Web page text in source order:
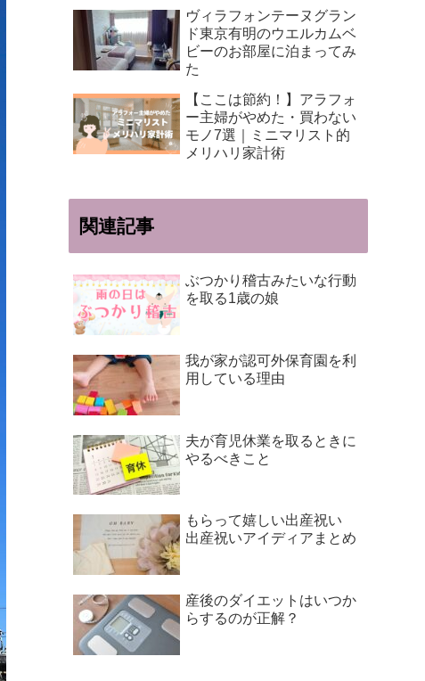
ヴィラフォンテーヌグラン
ド東京有明のウエルカムベ
ビーのお部屋に泊まってみ
た
【ここは節約！】アラフォ
ー主婦がやめた・買わない
モノ7選｜ミニマリスト的
メリハリ家計術
関連記事
ぶつかり稽古みたいな行動
を取る1歳の娘
我が家が認可外保育園を利
用している理由
夫が育児休業を取るときに
やるべきこと
もらって嬉しい出産祝い
出産祝いアイディアまとめ
産後のダイエットはいつか
らするのが正解？